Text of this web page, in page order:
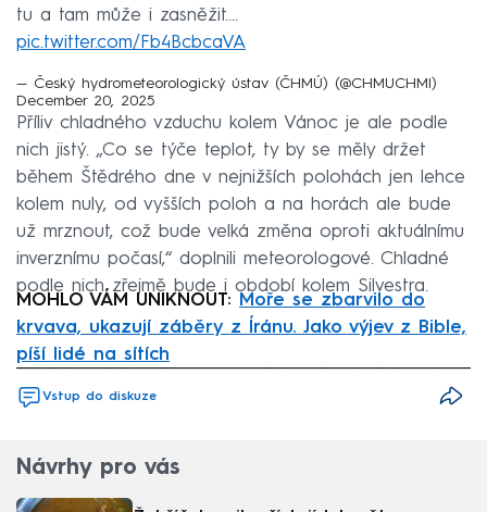
tu a tam může i zasněžit.…
pic.twitter.com/Fb4BcbcaVA
— Český hydrometeorologický ústav (ČHMÚ) (@CHMUCHMI)
December 20, 2025
Příliv chladného vzduchu kolem Vánoc je ale podle
nich jistý. „Co se týče teplot, ty by se měly držet
během Štědrého dne v nejnižších polohách jen lehce
kolem nuly, od vyšších poloh a na horách ale bude
už mrznout, což bude velká změna oproti aktuálnímu
inverznímu počasí,“ doplnili meteorologové. Chladné
podle nich zřejmě bude i období kolem Silvestra.
MOHLO VÁM UNIKNOUT:
Moře se zbarvilo do
krvava, ukazují záběry z Íránu. Jako výjev z Bible,
píší lidé na sítích
Vstup do diskuze
Návrhy pro vás